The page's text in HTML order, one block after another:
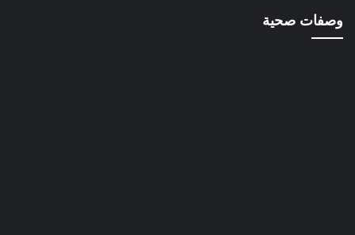
وصفات صحية